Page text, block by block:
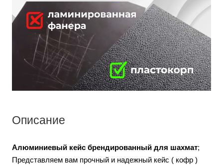
Описание
Алюминиевый кейс брендированный для шахмат;
Представляем вам прочный и надежный кейс ( кофр )